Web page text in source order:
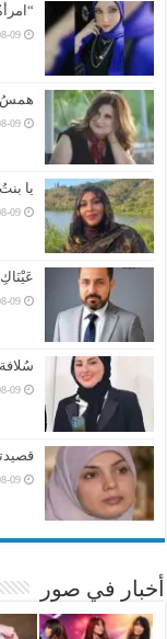
09
همسُ
09
يا
09
09
09
09
أخبار في صور